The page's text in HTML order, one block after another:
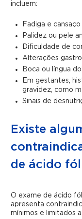
incluem:
Fadiga e
Palidez ou pele
Dificuldade de
Alterações
Boca ou língua
Em gestantes,
gravidez, como
Sinais de
Existe
de ácido
O exame de ácido
apresenta
mínimos e limitados